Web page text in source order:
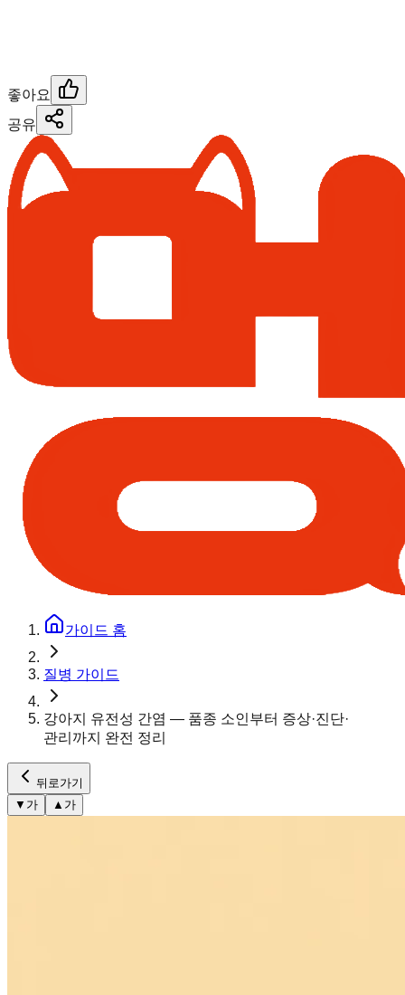
좋아요
공유
가이드 홈
질병 가이드
강아지 유전성 간염 — 품종 소인부터 증상·진단·
관리까지 완전 정리
뒤로가기
▼ 가 ▲ 가